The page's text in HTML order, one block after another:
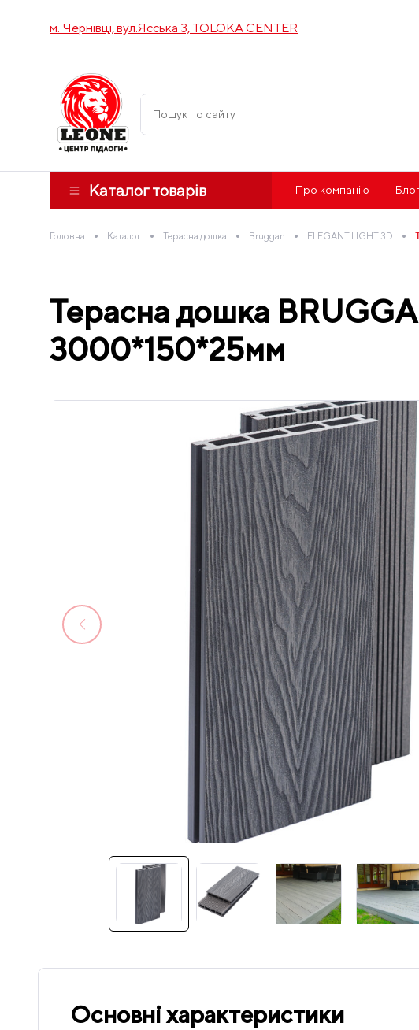
м. Чернівці, вул.Ясська 3, TOLOKA CENTER
Каталог товарів Про компанію
Головна • Каталог • Терасна дошка • Bruggan • ELEGANT LIGHT 3D •
Терасна дошка
3000*150*25мм
Основні характеристики